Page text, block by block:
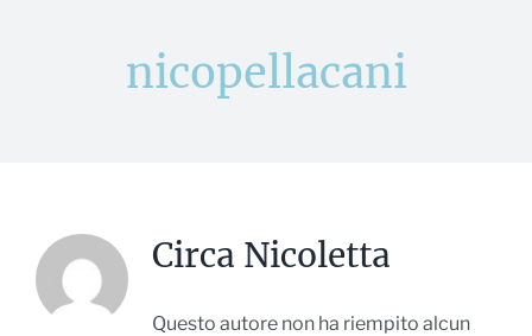
nicopellacani
Circa Nicoletta
Questo autore non ha riempito alcun